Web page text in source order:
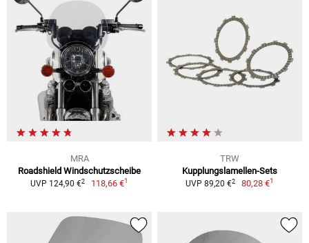
MRA
Roadshield Windschutzscheibe
UVP 124,90 €2 118,66 €1
TRW
Kupplungslamellen-Sets
UVP 89,20 €2 80,28 €1